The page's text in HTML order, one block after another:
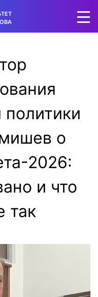
о
2026:
и что
так